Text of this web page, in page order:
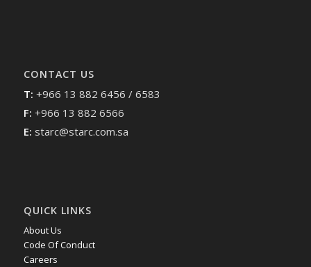
CONTACT US
T: +966 13 882 6456 / 6583
F: +966 13 882 6566
E: starc@starc.com.sa
QUICK LINKS
About Us
Code Of Conduct
Careers